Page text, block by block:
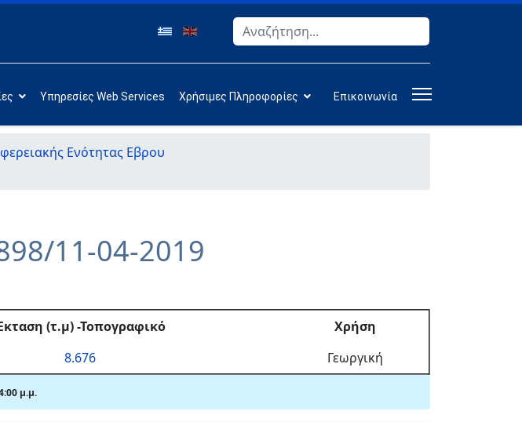
Αναζήτηση
Υπηρεσίες Web Services Χρήσιμες Πληροφορίες Επικοινωνία
Ενότητας Εβρου
11-04-2019
(τ.μ) -Τοπογραφικό
Χρήση
8.676 Γεωργική
μ.μ.